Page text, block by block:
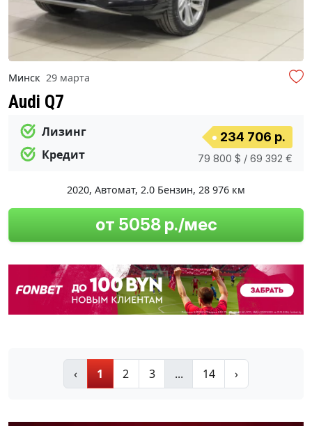
Минск 29 марта
Audi Q7
Лизинг
Кредит
234 706 р.
79 800 $ / 69 392 €
2020, Автомат, 2.0 Бензин, 28 976 км
от 5058 р./мес
‹ 1 2 3 ... 14 ›